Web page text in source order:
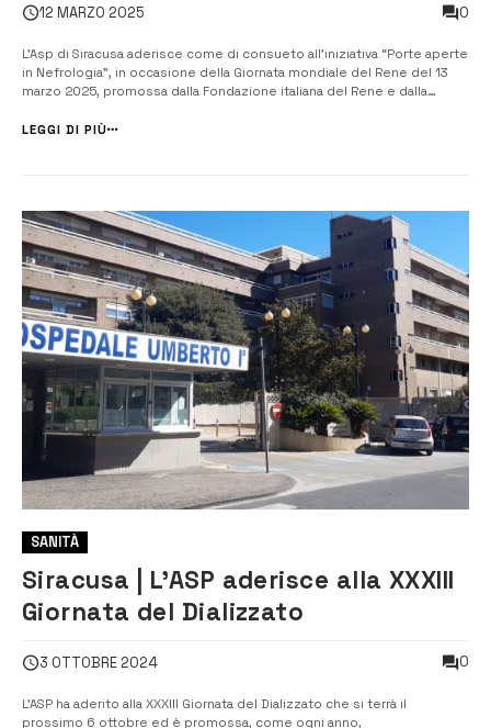
12 MARZO 2025 0
L’Asp di Siracusa aderisce come di consueto all’iniziativa “Porte aperte
in Nefrologia”, in occasione della Giornata mondiale del Rene del 13
marzo 2025, promossa dalla Fondazione italiana del Rene e dalla
Dialisi dell’ospedale Umberto I di Siracusa diretto da Massimo
LEGGI DI PIÙ
SANITÀ
Siracusa | L’ASP aderisce alla XXXIII
Giornata del Dializzato
3 OTTOBRE 2024 0
L’ASP ha aderito alla XXXIII Giornata del Dializzato che si terrà il
prossimo 6 ottobre ed è promossa, come ogni anno,